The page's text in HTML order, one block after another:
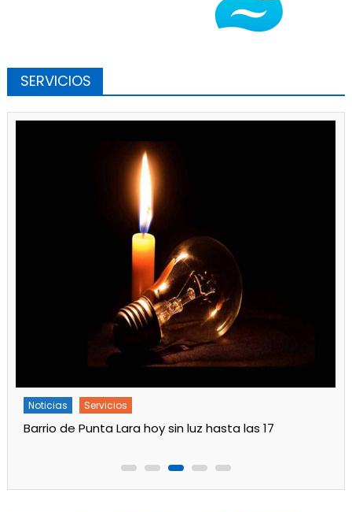
SERVICIOS
Noticias Servicios
Turnos de Farmacias de Julio 2026 en Ensenada